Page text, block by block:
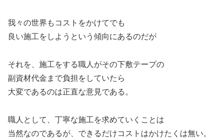
我々の世界もコストをかけてでも
良い施工をしようという傾向にあるのだが
それを、施工をする職人がその下敷テープの
副資材代金まで負担をしていたら
大変であるのは正直な意見である。
職人として、丁寧な施工を求めていくことは
当然なのであるが、できるだけコストはかけたくは無い。